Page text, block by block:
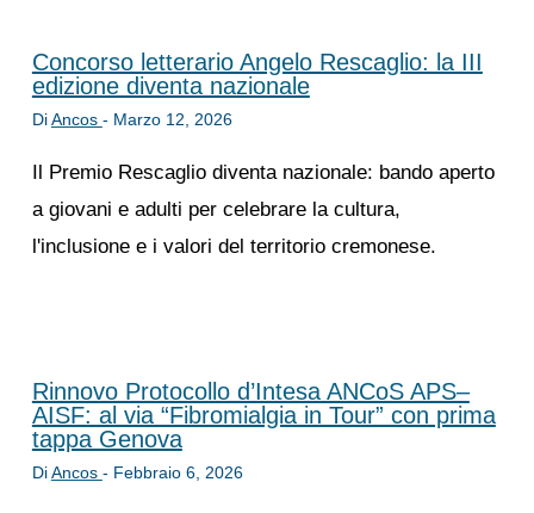
Concorso letterario Angelo Rescaglio: la III
edizione diventa nazionale
DiAncos - Marzo 12, 2026
Il Premio Rescaglio diventa nazionale: bando aperto
a giovani e adulti per celebrare la cultura,
l'inclusione e i valori del territorio cremonese.
Rinnovo Protocollo d’Intesa ANCoS APS–
AISF: al via “Fibromialgia in Tour” con prima
tappa Genova
DiAncos - Febbraio 6, 2026